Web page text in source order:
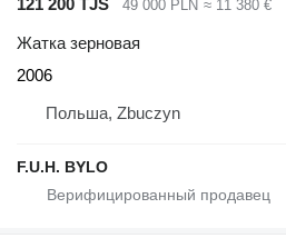
121 200 TJS
49 000 PLN ≈ 11 380 €
Жатка зерновая
2006
Польша, Zbuczyn
F.U.H. BYLO